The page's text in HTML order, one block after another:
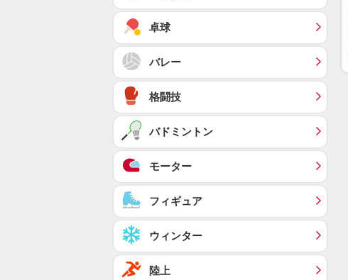
卓球
バレー
格闘技
バドミントン
モーター
フィギュア
ウィンター
陸上